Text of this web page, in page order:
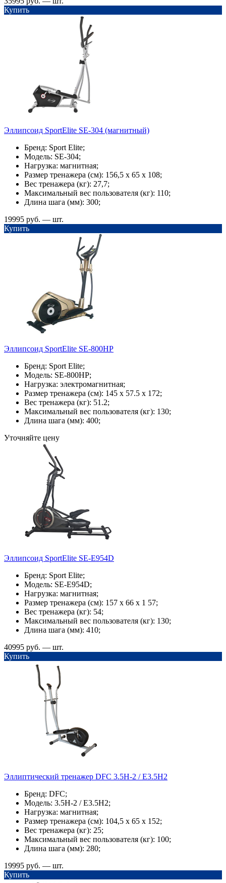
Купить
Эллипсоид SportElite SE-304 (магнитный)
Бренд: Sport Elite;
Модель: SE-304;
Нагрузка: магнитная;
Размер тренажера (см): 156,5 х 65 х 108;
Вес тренажера (кг): 27,7;
Максимальный вес пользователя (кг): 110;
Длина шага (мм): 300;
19995 руб. — шт.
Купить
Эллипсоид SportElite SE-800HP
Бренд: Sport Elite;
Модель: SE-800HP;
Нагрузка: электромагнитная;
Размер тренажера (см): 145 х 57.5 х 172;
Вес тренажера (кг): 51.2;
Максимальный вес пользователя (кг): 130;
Длина шага (мм): 400;
Уточняйте цену
Эллипсоид SportElite SE-E954D
Бренд: Sport Elite;
Модель: SE-E954D;
Нагрузка: магнитная;
Размер тренажера (см): 157 х 66 х 1 57;
Вес тренажера (кг): 54;
Максимальный вес пользователя (кг): 130;
Длина шага (мм): 410;
40995 руб. — шт.
Купить
Эллиптический тренажер DFC 3.5H-2 / E3.5H2
Бренд: DFC;
Модель: 3.5H-2 / E3.5H2;
Нагрузка: магнитная;
Размер тренажера (см): 104,5 х 65 х 152;
Вес тренажера (кг): 25;
Максимальный вес пользователя (кг): 100;
Длина шага (мм): 280;
19995 руб. — шт.
Купить